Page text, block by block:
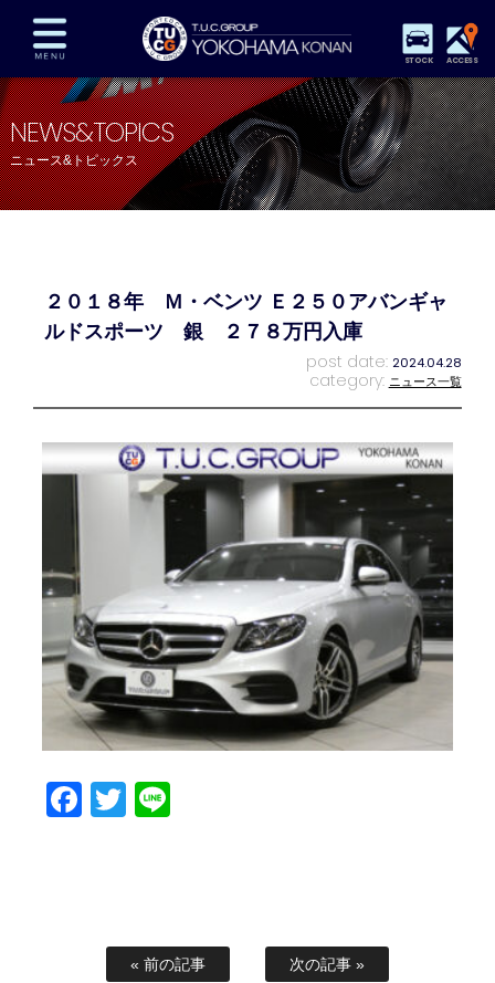
STOCK ACCESS
在庫車両情報 保証&サービス パーツリスト
TUCとは？ 店舗情報 アクセスマップ
全国納車 特別作業 注文販売
プライバシーポリシー スタッフblog
NEWS&TOPICS
ニュース&トピックス
２０１８年 Ｍ・ベンツ Ｅ２５０アバンギャ
ルドスポーツ 銀 ２７８万円入庫
post date: 2024.04.28
category: ニュース一覧
Facebook
Twitter
« 前の記事 次の記事 »